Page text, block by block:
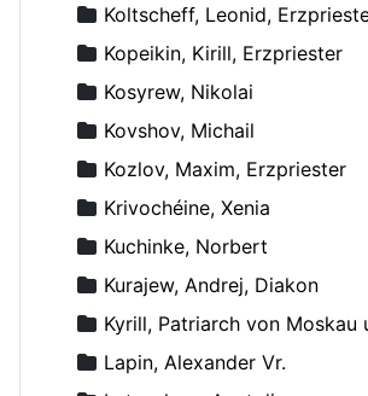
Koltscheff, Leonid,
Kopeikin, Kirill, Erzpriester
Kosyrew, Nikolai
Kovshov, Michail
Kozlov, Maxim, Erzpriester
Krivochéine, Xenia
Kuchinke, Norbert
Kurajew, Andrej, Diakon
Kyrill, Patriarch von Moskau
Lapin, Alexander Vr.